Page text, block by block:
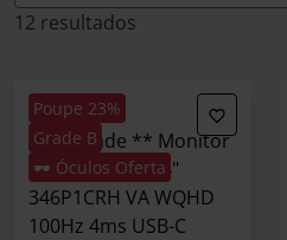
12 resultados
Poupe 23%
Grade B
🕶️ Óculos Oferta
** B Grade ** Monitor
Curvo Philips 34"
346P1CRH VA WQHD
100Hz 4ms USB-C